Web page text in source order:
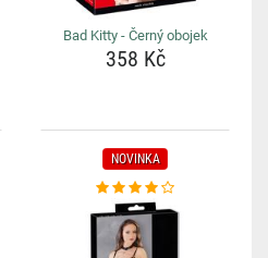
Bad Kitty - Černý obojek
358 Kč
NOVINKA